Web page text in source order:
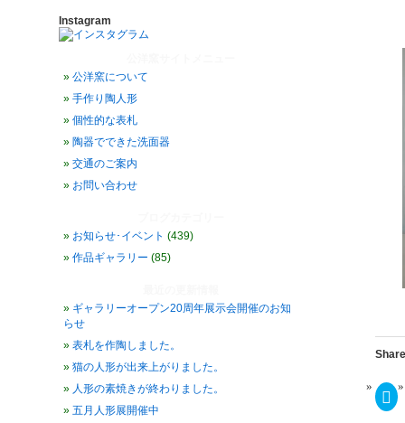
Instagram
公洋窯について
手作り陶人形
個性的な表札
陶器でできた洗面器
交通のご案内
お問い合わせ
お知らせ･イベント (439)
作品ギャラリー (85)
ギャラリーオープン20周年展示会開催のお知
らせ
表札を作陶しました。
猫の人形が出来上がりました。
人形の素焼きが終わりました。
五月人形展開催中
ク
リ